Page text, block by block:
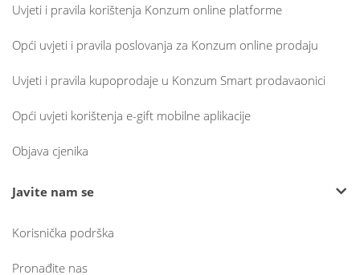
Uvjeti i pravila korištenja Konzum online platforme
Opći uvjeti i pravila poslovanja za Konzum online prodaju
Uvjeti i pravila kupoprodaje u Konzum Smart prodavaonici
Opći uvjeti korištenja e-gift mobilne aplikacije
Objava cjenika
Javite nam se
Korisnička podrška
Pronađite nas